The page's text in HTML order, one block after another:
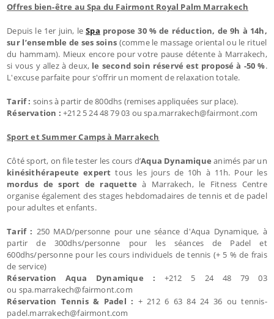
Offres bien-être au Spa du Fairmont Royal Palm Marrakech
Depuis le 1er juin, leSpa propose 30 % de réduction, de 9h à 14h,
sur l’ensemble de ses soins(comme le massage oriental ou le rituel
du hammam). Mieux encore pour votre pause détente à Marrakech,
si vous y allez à deux, le second soin réservé est proposé à -50 %.
L'excuse parfaite pour s'offrir un moment de relaxation totale.
Tarif : soins à partir de 800dhs (remises appliquées sur place).
Réservation : +212 5 24 48 79 03 ou spa.marrakech@fairmont.com
Sport et Summer Camps à Marrakech
Côté sport, on file tester les cours d’Aqua Dynamique animés par un
kinésithérapeute expert tous les jours de 10h à 11h. Pour les
mordus de sport de raquette à Marrakech, le Fitness Centre
organise également des stages hebdomadaires de tennis et de padel
pour adultes et enfants.
Tarif : 250 MAD/personne pour une séance d'Aqua Dynamique, à
partir de 300dhs/personne pour les séances de Padel et
600dhs/personne pour les cours individuels de tennis (+ 5 % de frais
de service)
Réservation Aqua Dynamique : +212 5 24 48 79 03
ou spa.marrakech@fairmont.com
Réservation Tennis & Padel : + 212 6 63 84 24 36 ou tennis-
padel.marrakech@fairmont.com